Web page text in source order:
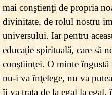
mai conştienţi de propria
divinitate, de rolul nostru
universului. Iar pentru
educaţie spirituală, care să
conştiinţei. O minte îngustă
nu-i va înţelege, nu va
îi va trata de la egal la